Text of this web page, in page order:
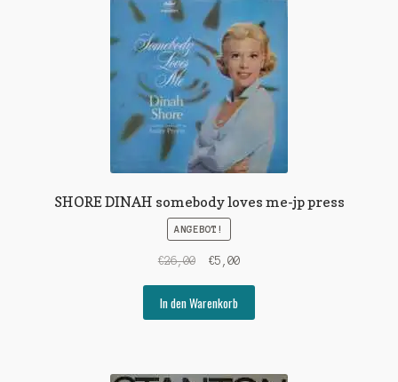
SHORE DINAH somebody loves me-jp press
ANGEBOT!
€26,00
Ursprünglicher
war:
€26,00
€5,00Aktueller
€5,00.
In den Warenkorb